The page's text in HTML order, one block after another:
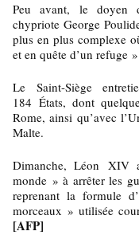
Peu avant, le doyen
chypriote George
plus en plus complexe
et en quête d’un refuge
Le Saint-Siège
184 États, dont
Rome, ainsi qu’avec
Malte.
Dimanche, Léon XIV
monde » à arrêter les
reprenant la formule
morceaux » utilisée
[AFP]